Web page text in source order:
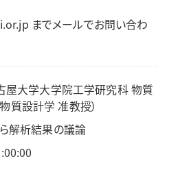
までメールでお問い合わ
大学大学院工学研究科 物質
質設計学 准教授）
解析結果の議論